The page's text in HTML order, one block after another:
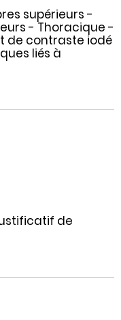
supérieurs -
- Thoracique -
de contraste iodé
liés à
de